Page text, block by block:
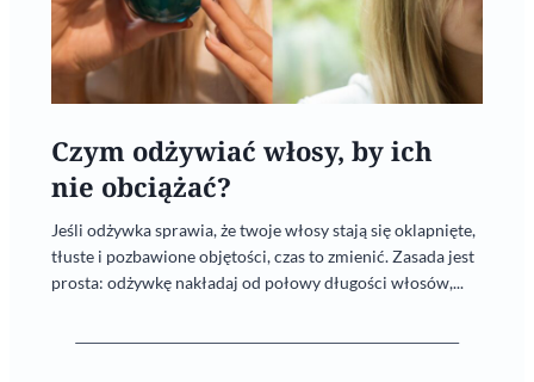
Czym odżywiać włosy, by ich
nie obciążać?
Jeśli odżywka sprawia, że twoje włosy stają się oklapnięte,
tłuste i pozbawione objętości, czas to zmienić. Zasada jest
prosta: odżywkę nakładaj od połowy długości włosów,...